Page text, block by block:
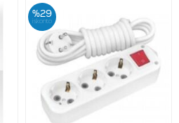
%29
iskonto